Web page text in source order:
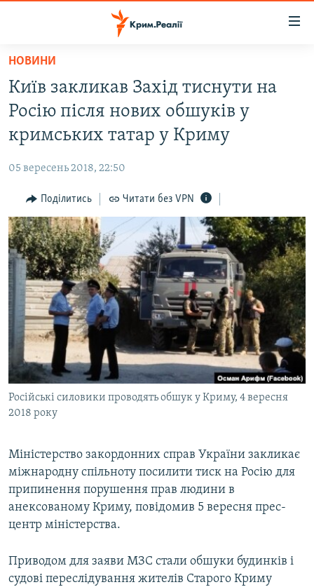
Перейти
основного
матеріалу
до
основної
навігації
Перейти
до
пошуку
БЛОГИ
ПОГЛЯД
ІНТЕРВ'Ю
ВСЕ ЗА ДЕНЬ
СПЕЦПРОЕКТИ
ДЕПОРТАЦІЯ
ВІДЕОУРОКИ «ELIFBE»
СВІДЧЕННЯ ОКУПАЦІЇ
УКРАЇНСЬКА ПРОБЛЕМА КРИМУ
ІНФОГРАФІКА
ЯК ОБІЙТИ БЛОКУВАННЯ
Русский
Qırımtatar
ДОЛУЧАЙСЯ!
Усі сайти RFE/RL
НОВИНИ
Київ закликав Захід тиснути на
Росію після нових обшуків у
кримських татар у Криму
05 вересень 2018, 22:50
Поділитись Читати без VPN
Російські силовики проводять обшук у Криму, 4 вересня
2018 року
Міністерство закордонних справ України закликає
міжнародну спільноту посилити тиск на Росію для
припинення порушення прав людини в
анексованому Криму, повідомив 5 вересня прес-
центр міністерства.
Приводом для заяви МЗС стали обшуки будинків і
судові переслідування жителів Старого Криму